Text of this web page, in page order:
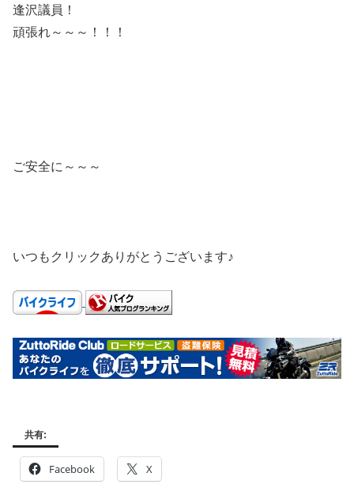
逢沢議員！
頑張れ～～～！！！
ご安全に～～～
いつもクリックありがとうございます♪
共有:
Facebook X